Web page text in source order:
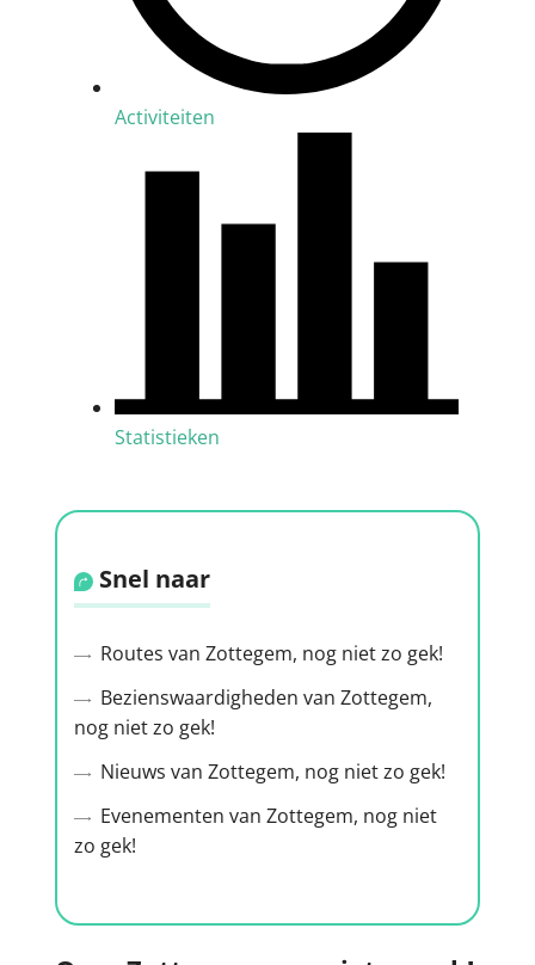
Activiteiten
Statistieken
Snel naar
Routes van Zottegem, nog niet zo gek!
Bezienswaardigheden van Zottegem,
nog niet zo gek!
Nieuws van Zottegem, nog niet zo gek!
Evenementen van Zottegem, nog niet
zo gek!